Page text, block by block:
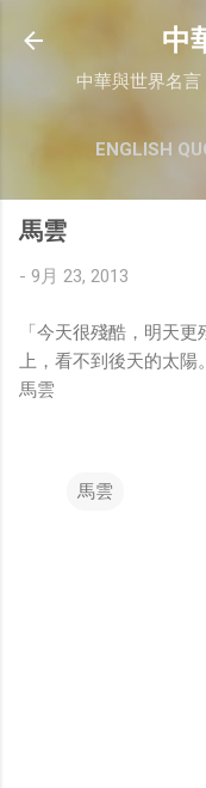
中
中華與世界名
ENGLISH
馬雲
- 9月 23, 2013
「今天很殘酷，明天
上，看不到後天的太
馬雲
馬雲